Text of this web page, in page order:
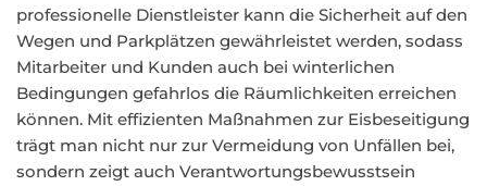
professionelle Dienstleister kann die Sicherheit auf den
Wegen und Parkplätzen gewährleistet werden, sodass
Mitarbeiter und Kunden auch bei winterlichen
Bedingungen gefahrlos die Räumlichkeiten erreichen
können. Mit effizienten Maßnahmen zur Eisbeseitigung
trägt man nicht nur zur Vermeidung von Unfällen bei,
sondern zeigt auch Verantwortungsbewusstsein